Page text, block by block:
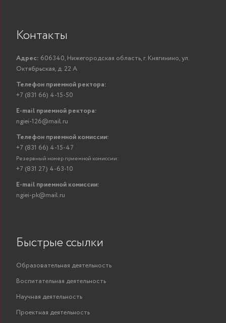
Контакты
Адрес: 606340, Нижегородская область, г. Княгинино, ул.
Октябрьская, д. 22 А
Телефон приемной ректора:
+7 (831 66) 4-15-50
E-mail приемной ректора:
ngiei-126@mail.ru
Телефон приемной комиссии:
+7 (831 66) 4-15-47
Резервный номер приемной комиссии:
+7 (831 27) 4-63-10
E-mail приемной комиссии:
ngiei-pk@mail.ru
Быстрые ссылки
Образовательная деятельность
Воспитательная деятельность
Научная деятельность
Проектная деятельность